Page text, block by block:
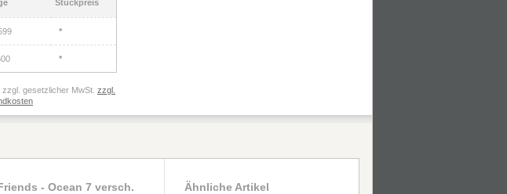
Stückpreis
*
*
zzgl. gesetzlicher MwSt. zzgl.
- Ocean 7 versch.
Ähnliche Artikel